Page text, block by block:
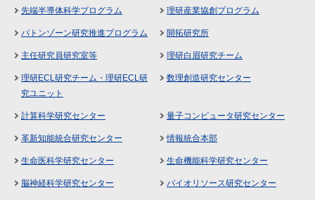
先端半導体科学プログラム 理研産業協創プログラム
バトンゾーン研究推進プログラム 開拓研究所
主任研究員研究室等 理研白眉研究チーム
理研ECL研究チーム・理研ECL研
究ユニット
数理創造研究センター
計算科学研究センター 量子コンピュータ研究センター
革新知能統合研究センター 情報統合本部
生命医科学研究センター 生命機能科学研究センター
脳神経科学研究センター バイオリソース研究センター